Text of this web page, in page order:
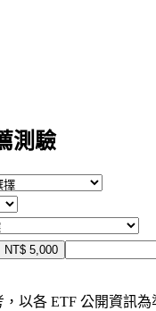
測驗
NT$ 5,000
以各 ETF 公開資訊為